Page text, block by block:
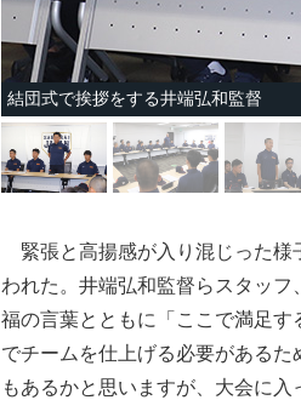
結団式で挨拶をする井端弘和監督
緊張と高揚感が入り混じった様
われた。井端弘和監督らスタッ
福の言葉とともに「ここで満足
でチームを仕上げる必要がある
もあるかと思いますが、大会に